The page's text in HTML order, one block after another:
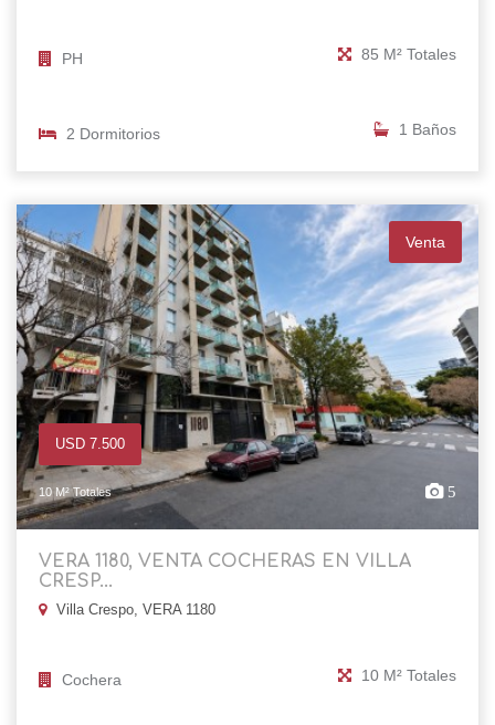
PH 85 M² Totales
2 Dormitorios 1 Baños
Venta
USD 7.500
10 M² Totales 5
VERA 1180, VENTA COCHERAS EN VILLA
CRESP...
Villa Crespo, VERA 1180
Cochera 10 M² Totales